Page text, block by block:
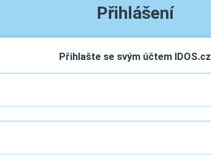
Přihlášení
Přihlašte se svým účtem IDOS.cz